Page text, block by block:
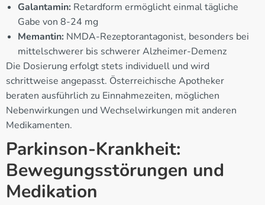
Galantamin: Retardform ermöglicht einmal tägliche
Gabe von 8-24 mg
Memantin: NMDA-Rezeptorantagonist, besonders bei
mittelschwerer bis schwerer Alzheimer-Demenz
Die Dosierung erfolgt stets individuell und wird
schrittweise angepasst. Österreichische Apotheker
beraten ausführlich zu Einnahmezeiten, möglichen
Nebenwirkungen und Wechselwirkungen mit anderen
Medikamenten.
Parkinson-Krankheit:
Bewegungsstörungen und
Medikation